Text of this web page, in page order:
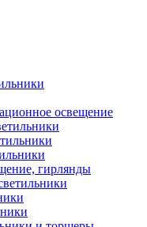
освещение
гирлянды